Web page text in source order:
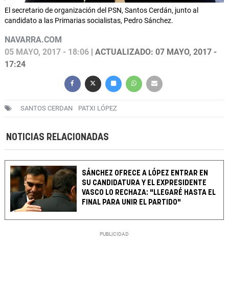
El secretario de organización del PSN, Santos Cerdán, junto al
candidato a las Primarias socialistas, Pedro Sánchez.
NAVARRA.COM
05 MAYO, 2017 - 18:06 | ACTUALIZADO: 07 MAYO, 2017 -
17:24
SANTOS CERDAN PATXI LÓPEZ
NOTICIAS RELACIONADAS
SÁNCHEZ OFRECE A LÓPEZ ENTRAR EN
SU CANDIDATURA Y EL EXPRESIDENTE
VASCO LO RECHAZA: "LLEGARÉ HASTA EL
FINAL PARA UNIR EL PARTIDO"